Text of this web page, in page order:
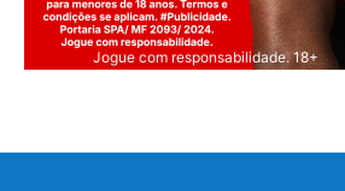
Jogue com responsabilidade. 18+